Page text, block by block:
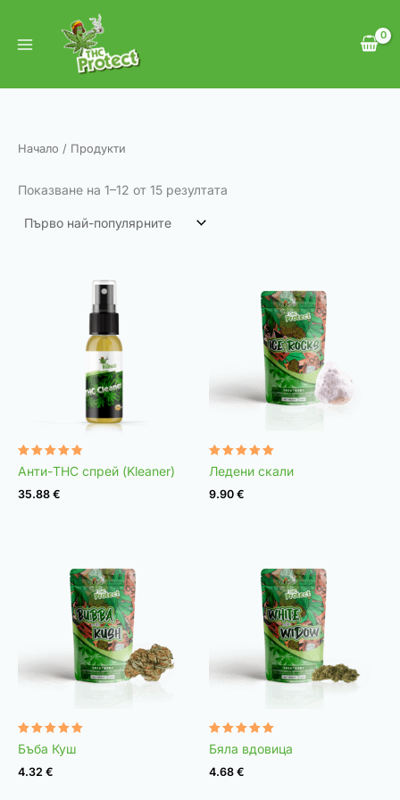
content
Начало / Продукти
Показване на 1–12 от 15 резултата
Оценено с
4.75
от 5
Анти-THC спрей (Kleaner)
35.88 €
Оценено с
4.98
от 5
Ледени скали
9.90 €
Оценено с
4.96
от 5
Бъба Куш
4.32 €
Оценено с
4.97
от 5
Бяла вдовица
4.68 €